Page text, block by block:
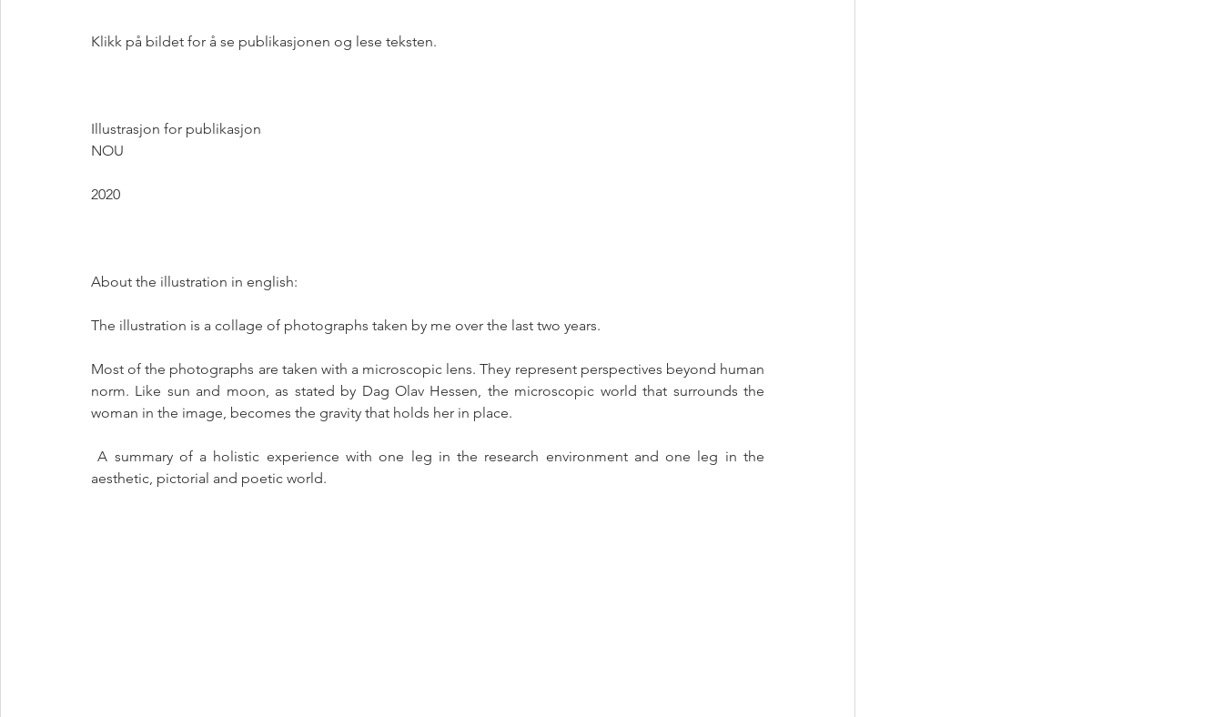
Klikk på bildet for å se publikasjonen og lese teksten.
Illustrasjon for publikasjon
NOU
2020
About the illustration in english:
The illustration is a collage of photographs taken by me over the last two years.
Most of the photographs are taken with a microscopic lens. They represent perspectives beyond human
norm. Like sun and moon, as stated by Dag Olav Hessen, the microscopic world that surrounds the
woman in the image, becomes the gravity that holds her in place.
A summary of a holistic experience with one leg in the research environment and one leg in the
aesthetic, pictorial and poetic world.